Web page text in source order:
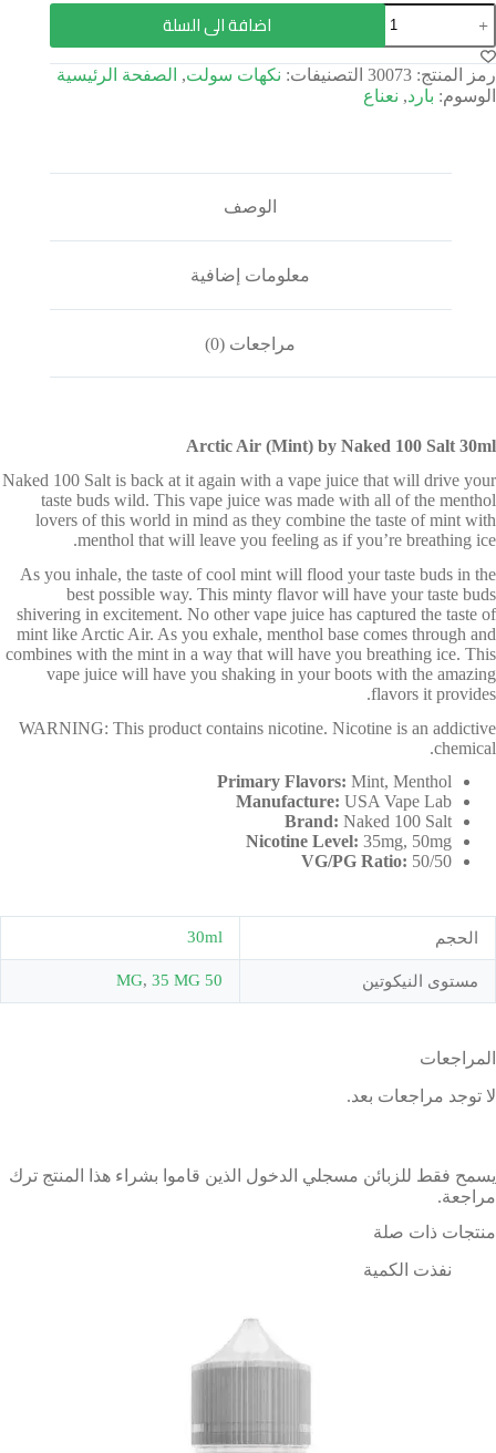
اضافة الى السلة
رمز المنتج: 30073 التصنيفات: نكهات سولت, الصفحة الرئيسية
الوسوم: بارد, نعناع
الوصف
معلومات إضافية
مراجعات (0)
Arctic Air (Mint) by Naked 100 Salt 30ml
Naked 100 Salt is back at it again with a vape juice that will drive your
taste buds wild. This vape juice was made with all of the menthol
lovers of this world in mind as they combine the taste of mint with
menthol that will leave you feeling as if you’re breathing ice.
As you inhale, the taste of cool mint will flood your taste buds in the
best possible way. This minty flavor will have your taste buds
shivering in excitement. No other vape juice has captured the taste of
mint like Arctic Air. As you exhale, menthol base comes through and
combines with the mint in a way that will have you breathing ice. This
vape juice will have you shaking in your boots with the amazing
flavors it provides.
WARNING: This product contains nicotine. Nicotine is an addictive
chemical.
Primary Flavors: Mint, Menthol
Manufacture: USA Vape Lab
Brand: Naked 100 Salt
Nicotine Level: 35mg, 50mg
VG/PG Ratio: 50/50
الحجم 30ml
مستوى النيكوتين 50 MG
, 35 MG
المراجعات
لا توجد مراجعات بعد.
يسمح فقط للزبائن مسجلي الدخول الذين قاموا بشراء هذا المنتج ترك
مراجعة.
منتجات ذات صلة
نفذت الكمية